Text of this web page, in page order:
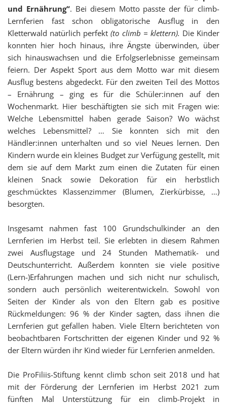
und Ernährung“. Bei diesem Motto passte der für climb-
Lernferien fast schon obligatorische Ausflug in den
Kletterwald natürlich perfekt(to climb = klettern). Die Kinder
konnten hier hoch hinaus, ihre Ängste überwinden, über
sich hinauswachsen und die Erfolgserlebnisse gemeinsam
feiern. Der Aspekt Sport aus dem Motto war mit diesem
Ausflug bestens abgedeckt. Für den zweiten Teil des Mottos
– Ernährung – ging es für die Schüler:innen auf den
Wochenmarkt. Hier beschäftigten sie sich mit Fragen wie:
Welche Lebensmittel haben gerade Saison? Wo wächst
welches Lebensmittel? … Sie konnten sich mit den
Händler:innen unterhalten und so viel Neues lernen. Den
Kindern wurde ein kleines Budget zur Verfügung gestellt, mit
dem sie auf dem Markt zum einen die Zutaten für einen
kleinen Snack sowie Dekoration für ein herbstlich
geschmücktes Klassenzimmer (Blumen, Zierkürbisse, …)
besorgten.
Insgesamt nahmen fast 100 Grundschulkinder an den
Lernferien im Herbst teil. Sie erlebten in diesem Rahmen
zwei Ausflugstage und 24 Stunden Mathematik- und
Deutschunterricht. Außerdem konnten sie viele positive
(Lern-)Erfahrungen machen und sich nicht nur schulisch,
sondern auch persönlich weiterentwickeln. Sowohl von
Seiten der Kinder als von den Eltern gab es positive
Rückmeldungen: 96 % der Kinder sagten, dass ihnen die
Lernferien gut gefallen haben. Viele Eltern berichteten von
beobachtbaren Fortschritten der eigenen Kinder und 92 %
der Eltern würden ihr Kind wieder für Lernferien anmelden.
Die ProFiliis-Stiftung kennt climb schon seit 2018 und hat
mit der Förderung der Lernferien im Herbst 2021 zum
fünften Mal Unterstützung für ein climb-Projekt in